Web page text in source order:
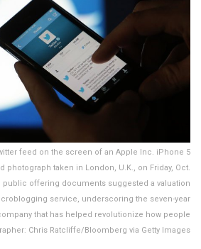
feed on the screen of an Apple Inc. iPhone 5
photograph taken in London, U.K., on Friday, Oct.
public offering documents suggested a valuation
service, underscoring the seven-year
that has helped revolutionize how people
Chris Ratcliffe/Bloomberg via Getty Images